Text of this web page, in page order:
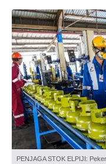
PENJAGA STOK ELPIJI: